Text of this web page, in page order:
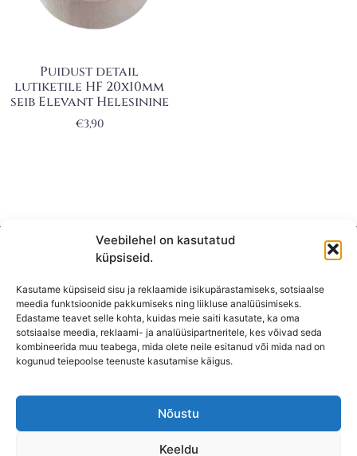
Veebilehel on kasutatud
küpsiseid.
Kasutame küpsiseid sisu ja reklaamide isikupärastamiseks, sotsiaalse
meedia funktsioonide pakkumiseks ning liikluse analüüsimiseks.
Edastame teavet selle kohta, kuidas meie saiti kasutate, ka oma
sotsiaalse meedia, reklaami- ja analüüsipartneritele, kes võivad seda
kombineerida muu teabega, mida olete neile esitanud või mida nad on
kogunud teiepoolse teenuste kasutamise käigus.
Nõustu
Keeldu
Puidust detail
lutiketile HF 20x10mm
seib Elevant Helesinine
€3,90
KONTAKT